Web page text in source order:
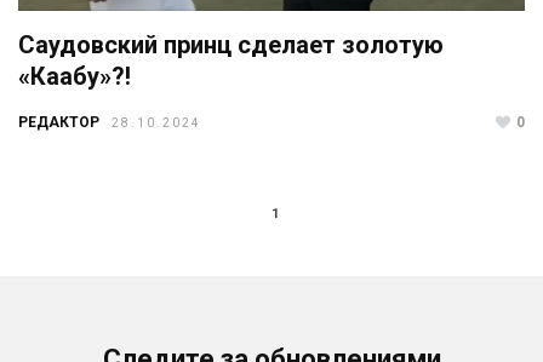
Саудовский принц сделает золотую
«Каабу»?!
РЕДАКТОР 28.10.2024 0
1